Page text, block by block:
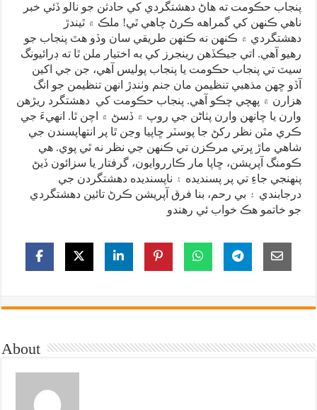
پنجاب حڪومت ته هاڻ دهشتگردي کي حادثن جو نالو ڏئي خبر
ناهي ڪنهن کي گمراهه ڪرڻ چاهي ٿي! ملڪ ۾ ٿيندڙ
دهشتگردي ۾ ڪنهن نه ڪنهن طريقي سان وڏو هٿ پنجاب جو
رهيو آهي. اتي جيڪڏهن رينجرز کي به اختيار ملن ٿا ته ڊرائيونگ
سيٽ تي پنجاب حڪومت يا پنجاب پوليس آهي، جن جي اکين
آڏو ڇهن مذهبي تنظيمن مان جنم وٺندڙ انهن تنظيمن جو انگ
هزارن ۾ پهچي چڪو آهي. پنجاب حڪومت کي دهشتگرد ريڙهن
وارن يا چانهن وارن پٺاڻن جي روپ ۾ ڏسڻ ۾ اچن ٿا. انهيءَ جي
ڪري مٿن نظر رکڻ جا پوسٽر ڇاپيا وڃن ٿا پر انتهاپسندن جي
شاهي ماڙ ڀرتي مرڪزن تي ڪنهن جي نظر نه ٿي پوي. هي
ڪومنگ آپريشن، ڇاپا مار ڪارروايون، گرفتار يا سزائون ڏيڻ
پنهنجي جاءِ تي پر پسنديده ۽ ناپسنديده دهشتگردن جي
درجابندي ۽ بي رحم، بنا فرق آپريشن ڪرڻ تائين دهشتگردي
جو خاتمو هڪ خواب ئي رهندو
About